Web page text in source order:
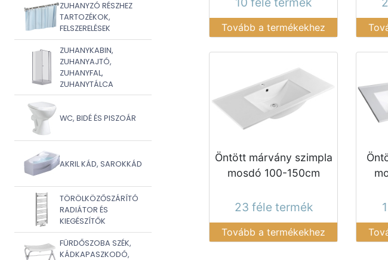
ZUHANYZÓ RÉSZHEZ
TARTOZÉKOK,
FELSZERELÉSEK
ZUHANYKABIN,
ZUHANYAJTÓ,
ZUHANYFAL,
ZUHANYTÁLCA
WC, BIDÉ ÉS PISZOÁR
AKRIL KÁD, SAROKKÁD
TÖRÖLKÖZŐSZÁRÍTÓ
RADIÁTOR ÉS
KIEGÉSZÍTŐK
FÜRDŐSZOBA SZÉK,
KÁDKAPASZKODÓ,
Tovább a termékekhez
Öntött márvány szimpla
mosdó 100-150cm
23 féle termék
Tovább a termékekhez